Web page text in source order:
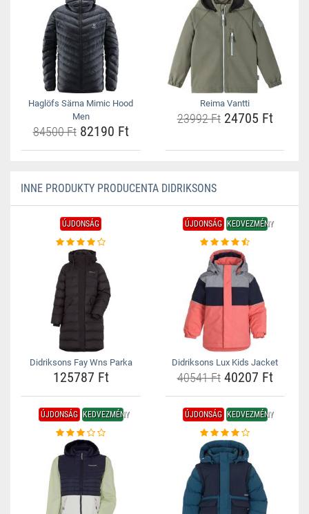
Haglöfs Särna Mimic Hood
Men
84500 Ft82190 Ft
Reima Vantti
23992 Ft24705 Ft
INNE PRODUKTY PRODUCENTA DIDRIKSONS
ÚJDONSÁG
Didriksons Fay Wns Parka
125787 Ft
ÚJDONSÁG KEDVEZMÉNY
Didriksons Lux Kids Jacket
40541 Ft40207 Ft
ÚJDONSÁG KEDVEZMÉNY ÚJDONSÁG KEDVEZMÉNY